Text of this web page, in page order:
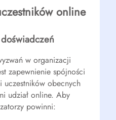
online
w organizacji
zapewnienie spójności
uczestników obecnych
udział online. Aby
powinni: